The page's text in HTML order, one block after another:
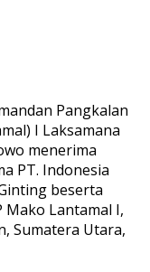
Pangkalan
I Laksamana
menerima
PT. Indonesia
beserta
Lantamal I,
Sumatera Utara,